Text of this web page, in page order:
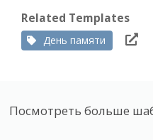
Related Templates
День памяти
Посмотреть больше